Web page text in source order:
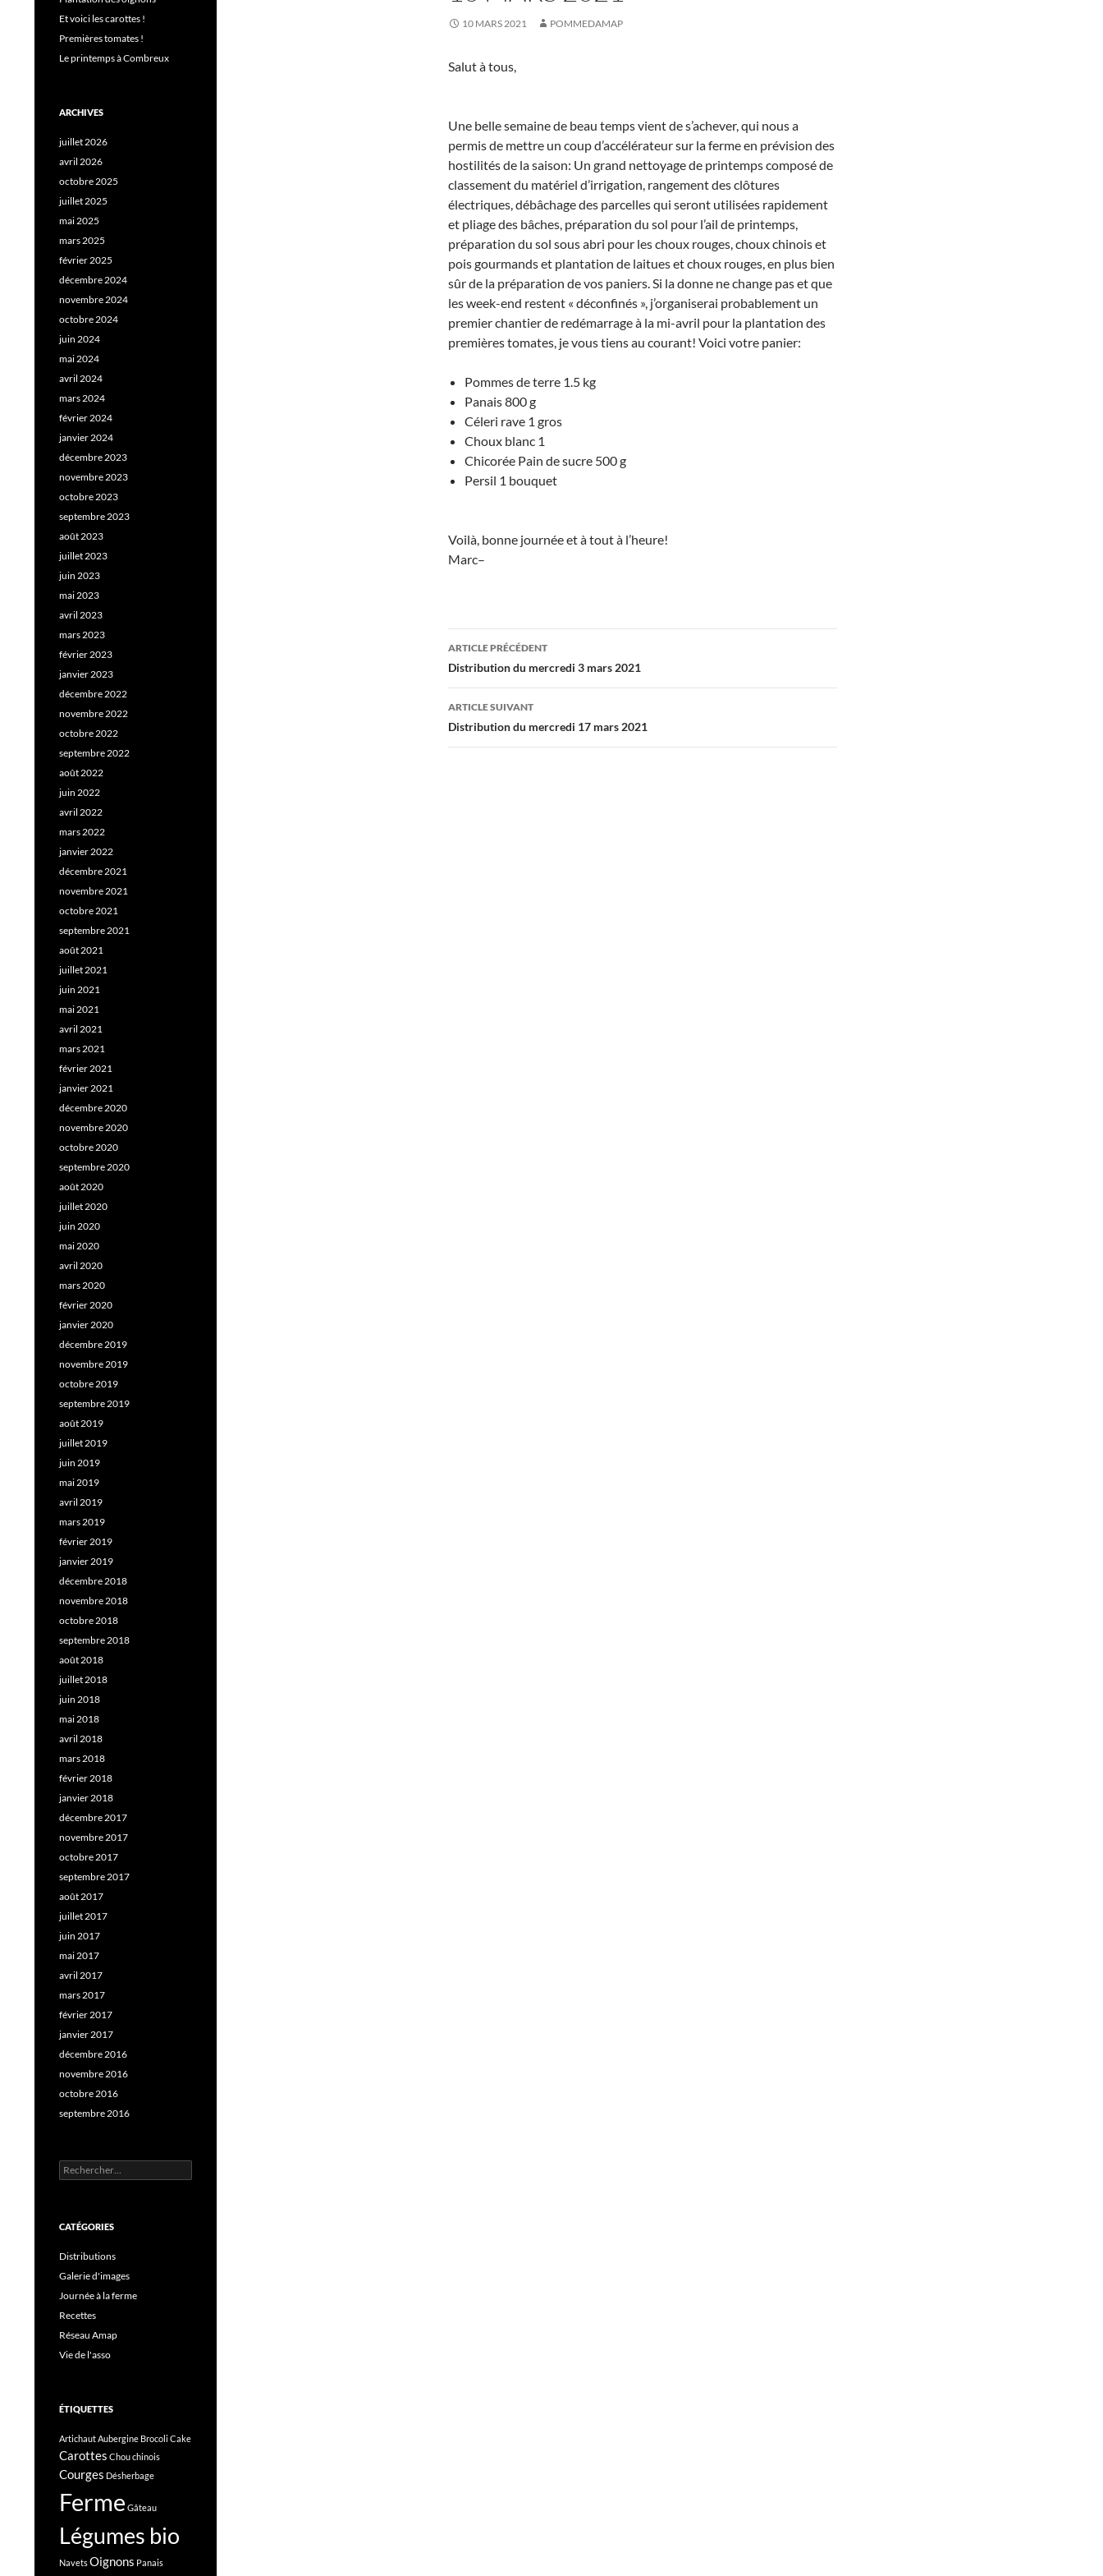
10 MARS 2021 POMMEDAMAP
Salut à tous,
Une belle semaine de beau temps vient de s’achever, qui nous a
permis de mettre un coup d’accélérateur sur la ferme en prévision des
hostilités de la saison: Un grand nettoyage de printemps composé de
classement du matériel d’irrigation, rangement des clôtures
électriques, débâchage des parcelles qui seront utilisées rapidement
et pliage des bâches, préparation du sol pour l’ail de printemps,
préparation du sol sous abri pour les choux rouges, choux chinois et
pois gourmands et plantation de laitues et choux rouges, en plus bien
sûr de la préparation de vos paniers. Si la donne ne change pas et que
les week-end restent « déconfinés », j’organiserai probablement un
premier chantier de redémarrage à la mi-avril pour la plantation des
premières tomates, je vous tiens au courant! Voici votre panier:
Pommes de terre 1.5 kg
Panais 800 g
Céleri rave 1 gros
Choux blanc 1
Chicorée Pain de sucre 500 g
Persil 1 bouquet
Voilà, bonne journée et à tout à l’heure!
Marc–
Navigation
des
articles
ARTICLE PRÉCÉDENT
Distribution du mercredi 3 mars 2021
ARTICLE SUIVANT
Distribution du mercredi 17 mars 2021
Et voici les carottes !
Premières tomates !
Le printemps à Combreux
ARCHIVES
juillet 2026
avril 2026
octobre 2025
juillet 2025
mai 2025
mars 2025
février 2025
décembre 2024
novembre 2024
octobre 2024
juin 2024
mai 2024
avril 2024
mars 2024
février 2024
janvier 2024
décembre 2023
novembre 2023
octobre 2023
septembre 2023
août 2023
juillet 2023
juin 2023
mai 2023
avril 2023
mars 2023
février 2023
janvier 2023
décembre 2022
novembre 2022
octobre 2022
septembre 2022
août 2022
juin 2022
avril 2022
mars 2022
janvier 2022
décembre 2021
novembre 2021
octobre 2021
septembre 2021
août 2021
juillet 2021
juin 2021
mai 2021
avril 2021
mars 2021
février 2021
janvier 2021
décembre 2020
novembre 2020
octobre 2020
septembre 2020
août 2020
juillet 2020
juin 2020
mai 2020
avril 2020
mars 2020
février 2020
janvier 2020
décembre 2019
novembre 2019
octobre 2019
septembre 2019
août 2019
juillet 2019
juin 2019
mai 2019
avril 2019
mars 2019
février 2019
janvier 2019
décembre 2018
novembre 2018
octobre 2018
septembre 2018
août 2018
juillet 2018
juin 2018
mai 2018
avril 2018
mars 2018
février 2018
janvier 2018
décembre 2017
novembre 2017
octobre 2017
septembre 2017
août 2017
juillet 2017
juin 2017
mai 2017
avril 2017
mars 2017
février 2017
janvier 2017
décembre 2016
novembre 2016
octobre 2016
septembre 2016
Rechercher :
CATÉGORIES
Distributions
Galerie d'images
Journée à la ferme
Recettes
Réseau Amap
Vie de l'asso
ÉTIQUETTES
ArtichautAubergine Brocoli Cake
Carottes Chou chinois
Courges Désherbage
Ferme Gâteau
Légumes bio
NavetsOignons Panais